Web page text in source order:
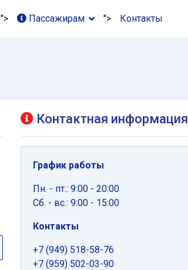
"> Пассажирам "> Контакты
Контактная информация
График работы
Пн. - пт.: 9:00 - 20:00
Cб. - вс.: 9:00 - 15:00
Контакты
+7 (949) 518-58-76
+7 (959) 502-03-90